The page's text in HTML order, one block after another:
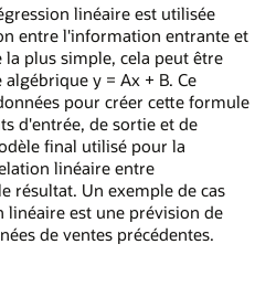
linéaire est utilisée
entre l'information entrante et
plus simple, cela peut être
y = Ax + B. Ce
pour créer cette formule
d'entrée, de sortie et de
final utilisé pour la
linéaire entre
résultat. Un exemple de cas
est une prévision de
de ventes précédentes.